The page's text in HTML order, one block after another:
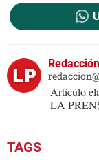
Redacción
Artículo
LA